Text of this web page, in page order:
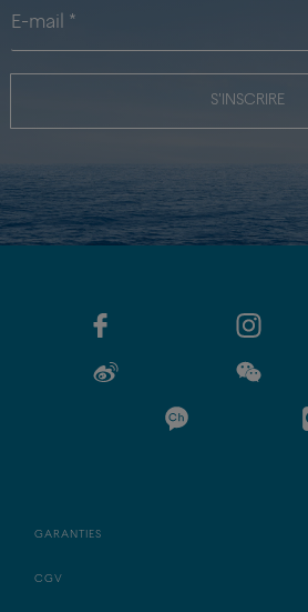
S'INSCRIRE
GARANTIES
CGV